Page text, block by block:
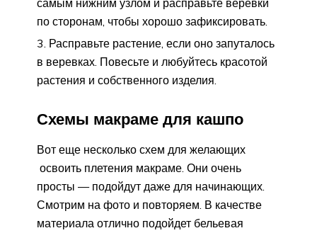
самым нижним узлом и расправьте веревки
по сторонам, чтобы хорошо зафиксировать.
Расправьте растение, если оно запуталось
в веревках. Повесьте и любуйтесь красотой
растения и собственного изделия.
Схемы макраме для кашпо
Вот еще несколько схем для желающих
освоить плетения макраме. Они очень
просты — подойдут даже для начинающих.
Смотрим на фото и повторяем. В качестве
материала отлично подойдет бельевая